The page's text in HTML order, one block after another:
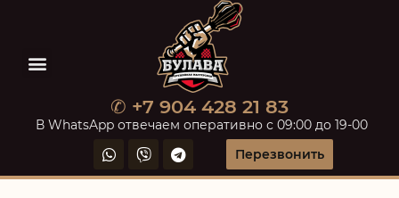
✆ +7 904 428 21 83
В WhatsApp отвечаем оперативно с 09:00 до 19-00
Перезвонить